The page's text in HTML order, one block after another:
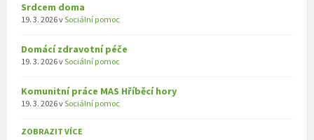
Srdcem doma
19. 3. 2026vSociální pomoc
Domácí zdravotní péče
19. 3. 2026vSociální pomoc
Komunitní práce MAS Hříběcí hory
19. 3. 2026vSociální pomoc
ZOBRAZIT VÍCE